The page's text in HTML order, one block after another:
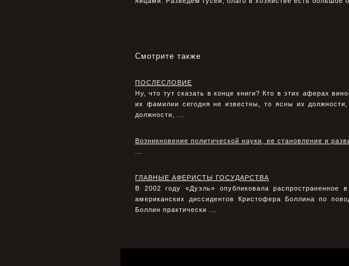
Смотрите также
ПОСЛЕСЛОВИЕ
Ну, что тут сказать в конце книги? Кто в этих аферах
их фамилии сегодня не известны, то ясны их
должности, ...
Возникновение политической науки, ее становление и
ГЛАВНЫЕ АФЕРИСТЫ ГОСУДАРСТВА
В 2002 году «Дуэль» опубликовала распространенное
американских диссидентов Кристофера Боллина по
Боллин практически ...